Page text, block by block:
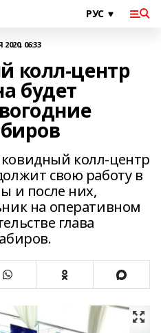
06:33
колл-центр
будет
колл-центр
свою работу в
и после них,
на оперативном
глава